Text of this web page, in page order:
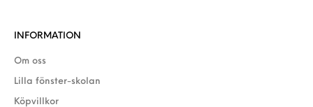
INFORMATION
Om oss
Lilla fönster-skolan
Köpvillkor